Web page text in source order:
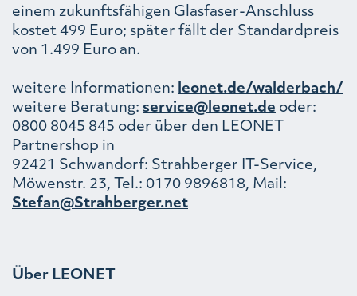
einem zukunftsfähigen Glasfaser-Anschluss
kostet 499 Euro; später fällt der Standardpreis
von 1.499 Euro an.
weitere Informationen: leonet.de/walderbach/
weitere Beratung: service@leonet.de oder:
0800 8045 845 oder über den LEONET
Partnershop in
92421 Schwandorf: Strahberger IT-Service,
Möwenstr. 23, Tel.: 0170 9896818, Mail:
Stefan@Strahberger.net
Über LEONET